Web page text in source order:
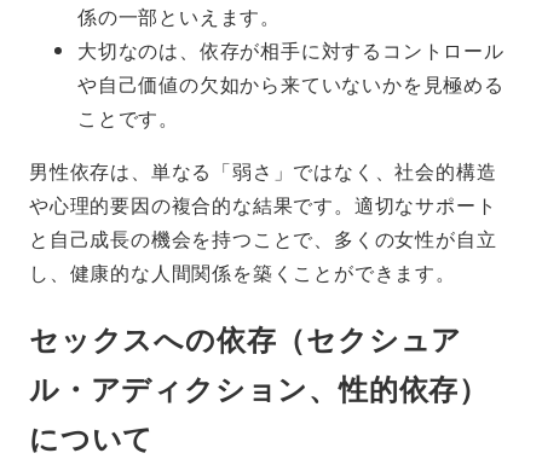
係の一部といえます。
大切なのは、依存が相手に対するコントロール
や自己価値の欠如から来ていないかを見極める
ことです。
男性依存は、単なる「弱さ」ではなく、社会的構造
や心理的要因の複合的な結果です。適切なサポート
と自己成長の機会を持つことで、多くの女性が自立
し、健康的な人間関係を築くことができます。
セックスへの依存（セクシュア
ル・アディクション、性的依存）
について